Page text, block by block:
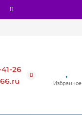
26
Избранное